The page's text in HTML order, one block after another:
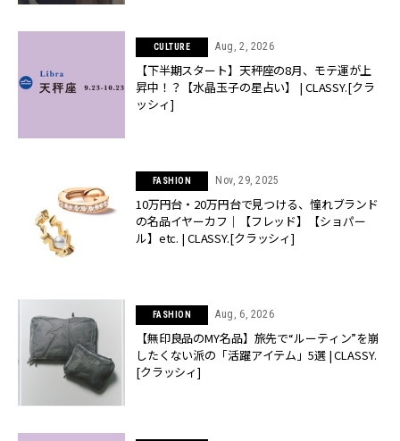
CULTURE Aug, 2, 2026
【下半期スタート】天秤座の8月、モテ運が上
昇中！？【水晶玉子の星占い】 | CLASSY.[クラ
ッシィ]
FASHION Nov, 29, 2025
10万円台・20万円台で見つける、憧れブランド
の名品イヤーカフ｜【フレッド】【ショパー
ル】etc. | CLASSY.[クラッシィ]
FASHION Aug, 6, 2026
【無印良品のMY名品】旅先で“ルーティン”を崩
したくない派の「活躍アイテム」5選 | CLASSY.
[クラッシィ]